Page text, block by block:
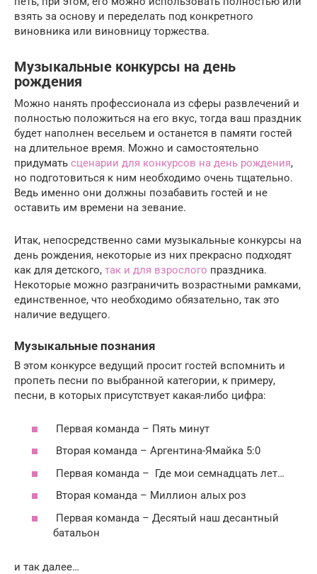
взять за основу и переделать под конкретного
виновника или виновницу торжества.
Музыкальные конкурсы на день
рождения
Можно нанять профессионала из сферы развлечений и
полностью положиться на его вкус, тогда ваш праздник
будет наполнен весельем и останется в памяти гостей
на длительное время. Можно и самостоятельно
придумать сценарии для конкурсов на день рождения,
но подготовиться к ним необходимо очень тщательно.
Ведь именно они должны позабавить гостей и не
оставить им времени на зевание.
Итак, непосредственно сами музыкальные конкурсы на
день рождения, некоторые из них прекрасно подходят
как для детского, так и для взрослого праздника.
Некоторые можно разграничить возрастными рамками,
единственное, что необходимо обязательно, так это
наличие ведущего.
Музыкальные познания
В этом конкурсе ведущий просит гостей вспомнить и
пропеть песни по выбранной категории, к примеру,
песни, в которых присутствует какая-либо цифра:
Первая команда – Пять минут
Вторая команда – Аргентина-Ямайка 5:0
Первая команда – Где мои семнадцать лет…
Вторая команда – Миллион алых роз
Первая команда – Десятый наш десантный
батальон
и так далее…